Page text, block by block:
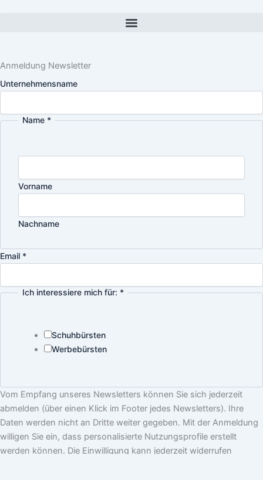
a
g
r
a
m
e
d
i
n
Anmeldung Newsletter
Unternehmensname
Name *
Vorname
Nachname
Email *
Ich interessiere mich für: *
Schuhbürsten
Werbebürsten
Name
mich
Ich
Vom Empfang unseres Newsletters können Sie sich jederzeit
abmelden (über einen Klick im Footer jedes Newsletters). Ihre
Daten werden nicht an Dritte weiter gegeben. Mit der Anmeldung
willigen Sie ein, dass personalisierte Nutzungsprofile erstellt
werden können. Die Einwilligung kann jederzeit widerrufen